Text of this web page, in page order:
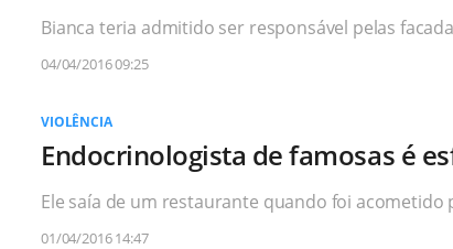
Bianca teria admitido ser responsável pelas
04/04/2016 09:25
VIOLÊNCIA
Endocrinologista de famosas é
Ele saía de um restaurante quando foi acometido
01/04/2016 14:47